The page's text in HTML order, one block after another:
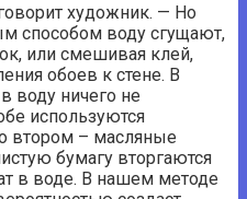
художник. — Но
способом воду сгущают,
или смешивая клей,
обоев к стене. В
воду ничего не
используются
втором – масляные
бумагу вторгаются
в воде. В нашем методе